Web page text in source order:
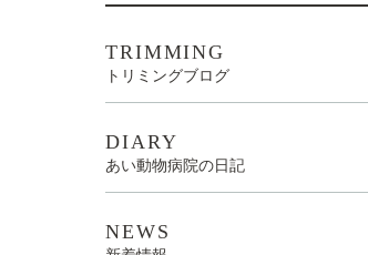
TRIMMING
トリミングブログ
DIARY
あい動物病院の日記
NEWS